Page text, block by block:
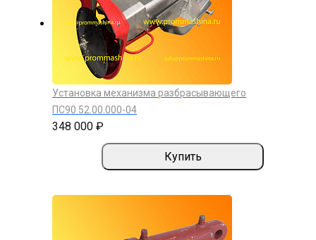
Установка механизма разбрасывающего
ПС90 52.00.000-04
348 000 ₽
Купить